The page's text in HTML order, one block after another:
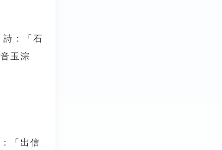
：「石
玉淙
「出信